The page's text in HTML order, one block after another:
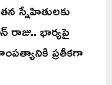
స్నేహితులకు
రాజు.. భార్యపై
ప్రతీకగా